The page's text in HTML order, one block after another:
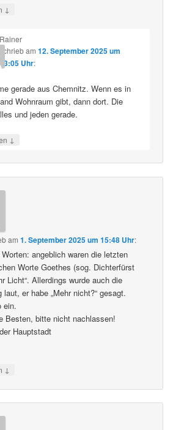
↓
Rainer
schriebam 12. September 2025 um
Uhr:
gerade aus Chemnitz. Wenn es in
Wohnraum gibt, dann dort. Die
und jeden gerade.
↓
am1. September 2025 um 15:48 Uhr:
angeblich waren die letzten
Worte Goethes (sog. Dichterfürst
Licht“. Allerdings wurde auch die
laut, er habe „Mehr nicht?“ gesagt.
ein.
Besten, bitte nicht nachlassen!
Hauptstadt
↓